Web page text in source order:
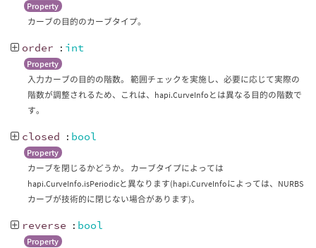
Property
カーブの目的のカーブタイプ。
order : int
Property
入力カーブの目的の階数。 範囲チェックを実施し、必要に応じて実際の
階数が調整されるため、これは、hapi.CurveInfoとは異なる目的の階数で
す。
closed : bool
Property
カーブを閉じるかどうか。 カーブタイプによっては
hapi.CurveInfo.isPeriodicと異なります(hapi.CurveInfoによっては、NURBS
カーブが技術的に閉じない場合があります)。
reverse : bool
Property